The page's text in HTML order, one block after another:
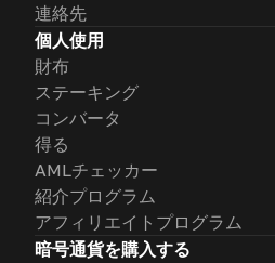
連絡先
個人使用
財布
ステーキング
コンバータ
得る
AMLチェッカー
紹介プログラム
アフィリエイトプログラム
暗号通貨を購入する